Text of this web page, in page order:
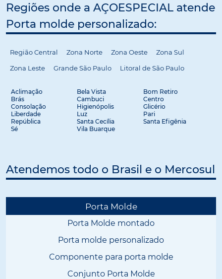
Regiões onde a AÇOESPECIAL atende
Porta molde personalizado:
Região Central Zona Norte Zona Oeste
Zona Sul
Zona Leste
Grande São Paulo Litoral de São Paulo
Aclimação Bela Vista
Bom Retiro
Brás
Cambuci
Centro
Consolação
Higienópolis
Glicério
Liberdade
Luz
Pari
República
Santa Cecília
Santa Efigênia
Sé
Vila Buarque
Atendemos todo o Brasil e o Mercosul
Porta Molde
Porta Molde montado
Porta molde personalizado
Componente para porta molde
Conjunto Porta Molde